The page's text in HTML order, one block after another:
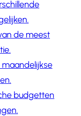
de meest
budgetten